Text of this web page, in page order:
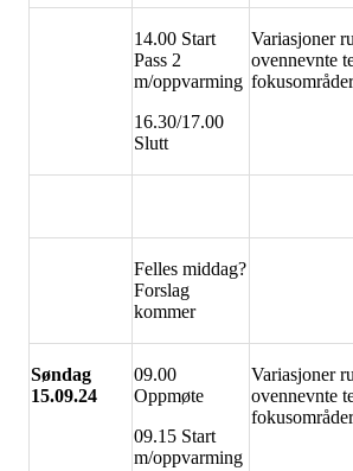
14.00 Start
Pass 2
m/oppvarming
16.30/17.00
Slutt
Variasjoner
ovennevnte
Felles middag?
Forslag
kommer
Søndag
15.09.24
09.00
Oppmøte
09.15 Start
m/oppvarming
Variasjoner
ovennevnte